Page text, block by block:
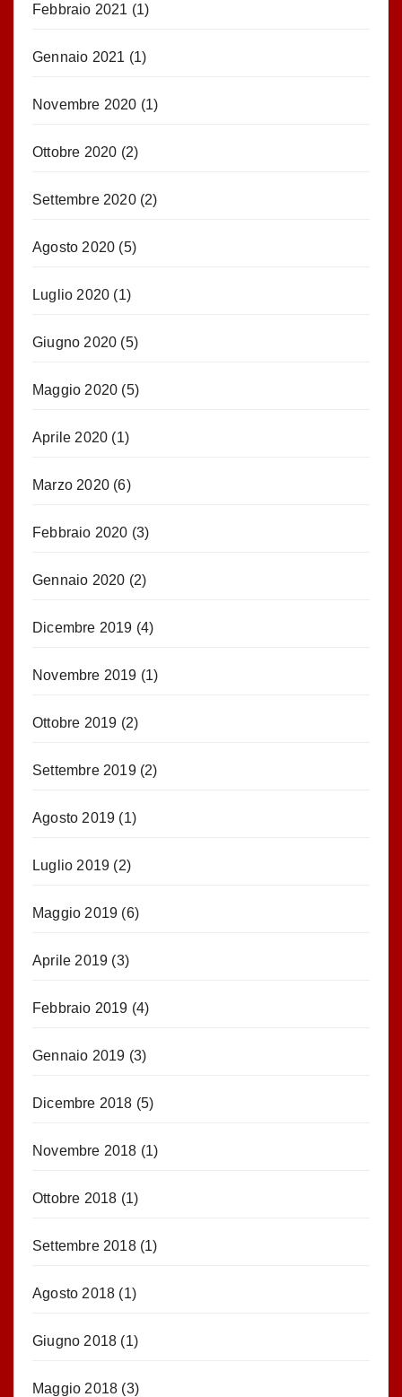
Febbraio 2021 (1)
Gennaio 2021 (1)
Novembre 2020 (1)
Ottobre 2020 (2)
Settembre 2020(2)
Agosto 2020 (5)
Luglio 2020 (1)
Giugno 2020 (5)
Maggio 2020 (5)
Aprile 2020 (1)
Marzo 2020 (6)
Febbraio 2020 (3)
Gennaio 2020 (2)
Dicembre 2019 (4)
Novembre 2019 (1)
Ottobre 2019 (2)
Settembre 2019(2)
Agosto 2019 (1)
Luglio 2019 (2)
Maggio 2019 (6)
Aprile 2019 (3)
Febbraio 2019 (4)
Gennaio 2019 (3)
Dicembre 2018 (5)
Novembre 2018 (1)
Ottobre 2018 (1)
Settembre 2018(1)
Agosto 2018 (1)
Giugno 2018 (1)
Maggio 2018 (3)